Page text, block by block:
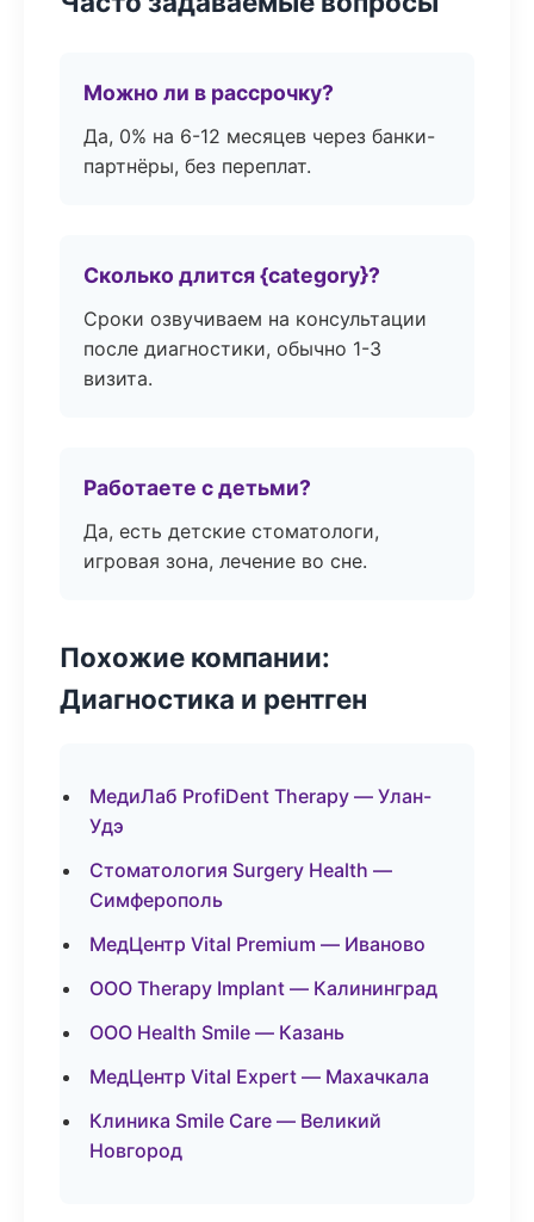
Можно ли в рассрочку?
Да, 0% на 6-12 месяцев через банки-
партнёры, без переплат.
Сколько длится {category}?
Сроки озвучиваем на консультации
после диагностики, обычно 1-3
визита.
Работаете с детьми?
Да, есть детские стоматологи,
игровая зона, лечение во сне.
Похожие компании:
Диагностика и рентген
МедиЛаб ProfiDent Therapy — Улан-
Удэ
Стоматология Surgery Health —
Симферополь
МедЦентр Vital Premium — Иваново
ООО Therapy Implant — Калининград
ООО Health Smile — Казань
МедЦентр Vital Expert — Махачкала
Клиника Smile Care — Великий
Новгород